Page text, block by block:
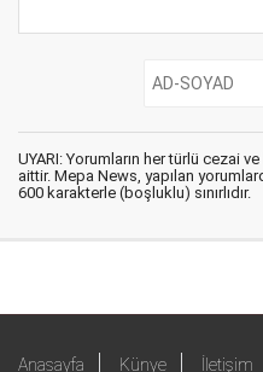
UYARI: Yorumların her türlü cezai
aittir. Mepa News, yapılan
600 karakterle (boşluklu) sınırlıdır.
Anasayfa Künye İletişim